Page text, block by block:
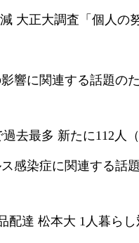
大正大調査「個人の
響に関連する話題の
去最多 新たに112人
感染症に関連する話
配達 松本大 1人暮ら